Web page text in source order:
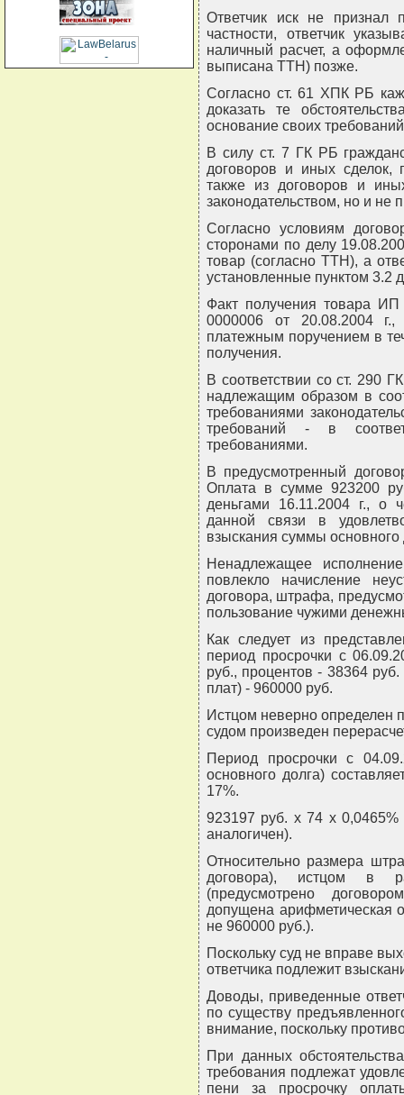
Ответчик иск не
частности, ответчик
наличный расчет, а
выписана ТТН) позже.
Согласно ст. 61 ХПК РБ
доказать те
основание своих
В силу ст. 7 ГК РБ
договоров и иных сделок,
также из договоров и
законодательством, но и не
Согласно условиям
сторонами по делу
товар (согласно ТТН), а
установленные пунктом 3.2
Факт получения товара
0000006 от 20.08.2004
платежным поручением в
получения.
В соответствии со ст. 290
надлежащим образом в
требованиями
требований - в
требованиями.
В предусмотренный
Оплата в сумме 923200
деньгами 16.11.2004 г., о
данной связи в
взыскания суммы основного
Ненадлежащее
повлекло начисление
договора, штрафа,
пользование чужими
Как следует из
период просрочки с
руб., процентов - 38364
плат) - 960000 руб.
Истцом неверно определен
судом произведен
Период просрочки с
основного долга)
17%.
923197 руб. x 74 x 0,0465%
аналогичен).
Относительно размера
договора), истцом в
(предусмотрено
допущена арифметическая
не 960000 руб.).
Поскольку суд не вправе
ответчика подлежит
Доводы, приведенные
по существу
внимание, поскольку
При данных
требования подлежат
пени за просрочку